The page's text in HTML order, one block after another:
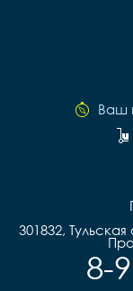
Ваш
301832,
8-